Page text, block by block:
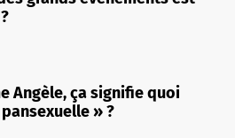
Angèle, ça signifie quoi
» ?